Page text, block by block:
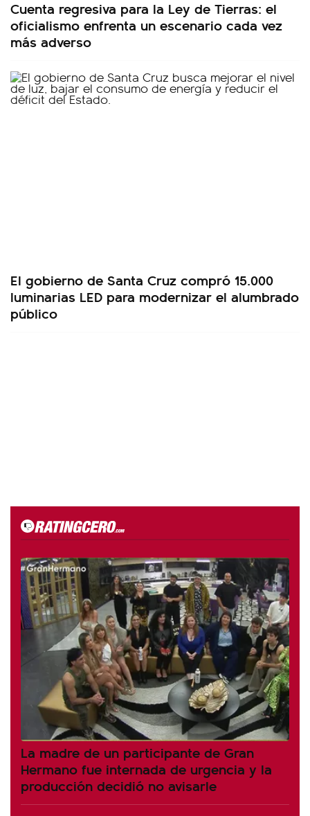
Cuenta regresiva para la Ley de Tierras: el
oficialismo enfrenta un escenario cada vez
más adverso
El gobierno de Santa Cruz compró 15.000
luminarias LED para modernizar el alumbrado
público
La madre de un participante de Gran
Hermano fue internada de urgencia y la
producción decidió no avisarle